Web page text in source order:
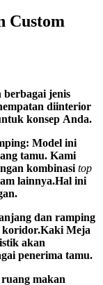
Custom
berbagai jenis
diinterior
konsep Anda.
Model ini
tamu. Kami
kombinasi top
lainnya.Hal ini
dan ramping
koridor.Kaki Meja
akan
penerima tamu.
ruang makan